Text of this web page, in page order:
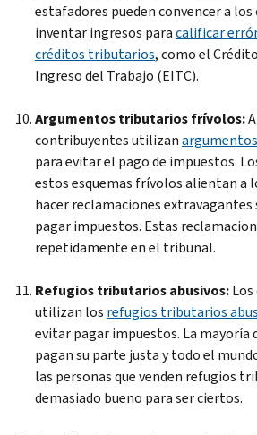
estafadores pueden convencer a
inventar ingresos paracalificar
créditos tributarios, como el
Ingreso del Trabajo (EITC).
Argumentos tributarios frívolos:
contribuyentes utilizan
para evitar el pago de impuestos.
estos esquemas frívolos alientan a
hacer reclamaciones extravagantes
pagar impuestos. Estas
repetidamente en el tribunal.
Refugios tributarios abusivos:
utilizan los refugios tributarios
evitar pagar impuestos. La mayoría
pagan su parte justa y todo el
las personas que venden refugios
demasiado bueno para ser ciertos.